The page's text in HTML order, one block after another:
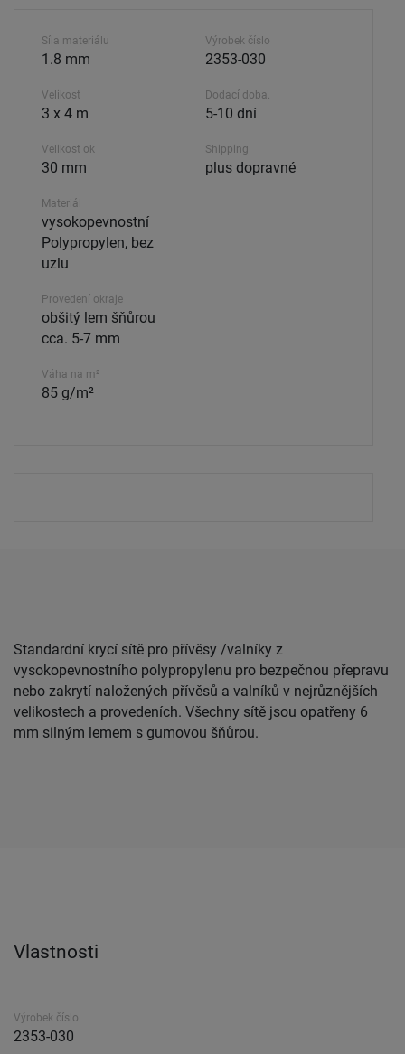
Síla materiálu
1.8 mm
Velikost
3 x 4 m
Velikost ok
30 mm
Materiál
vysokopevnostní
Polypropylen, bez
uzlu
Provedení okraje
obšitý lem šňůrou
cca. 5-7 mm
Váha na m²
85 g/m²
Výrobek číslo
2353-030
Dodací doba.
5-10 dní
Shipping
plus dopravné
Standardní krycí sítě pro přívěsy /valníky z
vysokopevnostního polypropylenu pro bezpečnou přepravu
nebo zakrytí naložených přívěsů a valníků v nejrůznějších
velikostech a provedeních. Všechny sítě jsou opatřeny 6
mm silným lemem s gumovou šňůrou.
Vlastnosti
Výrobek číslo
2353-030